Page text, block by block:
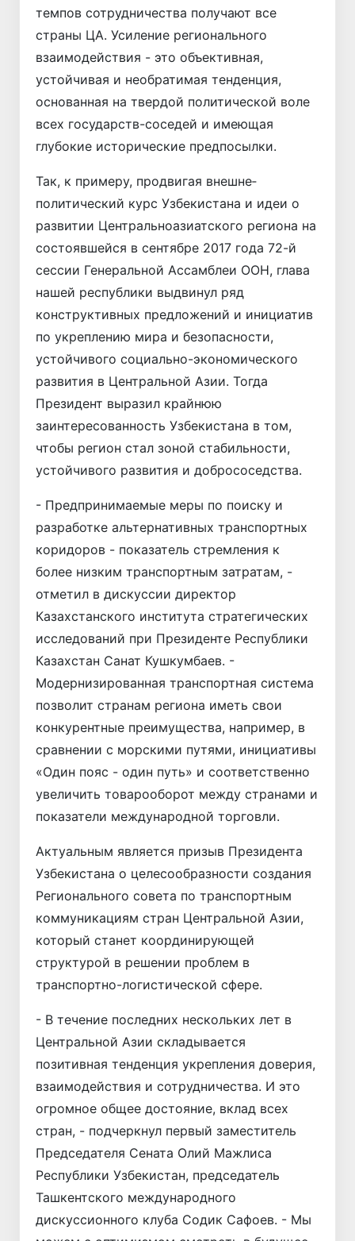
темпов сотрудничества получают все
страны ЦА. Усиление регионального
взаимодействия - это объективная,
устойчивая и необратимая тенденция,
основанная на твердой политической воле
всех государств-соседей и имеющая
глубокие исторические предпосылки.
Так, к примеру, продвигая внешне­
политический курс Узбекистана и идеи о
развитии Центральноазиатского региона на
состоявшейся в сентябре 2017 года 72-й
сессии Генеральной Ассамблеи ООН, глава
нашей респуб­лики выдвинул ряд
конструктивных предложений и инициатив
по укреплению мира и безопасности,
устойчивого социально-экономического
развития в Центральной Азии. Тогда
Президент выразил крайнюю
заинтересованность Узбекистана в том,
чтобы регион стал зоной стабильности,
устойчивого развития и добрососедства.
- Предпринимаемые меры по поиску и
разработке альтернативных транспортных
коридоров - показатель стремления к
более низким транспортным затратам, -
отметил в дискуссии директор
Казахстанского института стратегических
исследований при Президенте Республики
Казахстан Санат Кушкумбаев. -
Модернизированная транспортная система
позволит странам региона иметь свои
конкурентные преимущества, например, в
сравнении с морскими путями, инициативы
«Один пояс - один путь» и соответственно
увеличить товаро­оборот между странами и
показатели международной торговли.
Актуальным является призыв Президента
Узбекистана о целесообразности создания
Регионального совета по транспортным
коммуникациям стран Центральной Азии,
который станет координирующей
структурой в решении проблем в
транспортно-логистической сфере.
- В течение последних нескольких лет в
Центральной Азии складывается
позитивная тенденция укрепления доверия,
взаимодействия и сотрудничества. И это
огромное общее достояние, вклад всех
стран, - подчеркнул первый заместитель
Председателя Сената Олий Мажлиса
Республики Узбекистан, председатель
Ташкентского международного
дискуссионного клуба Содик Сафоев. - Мы